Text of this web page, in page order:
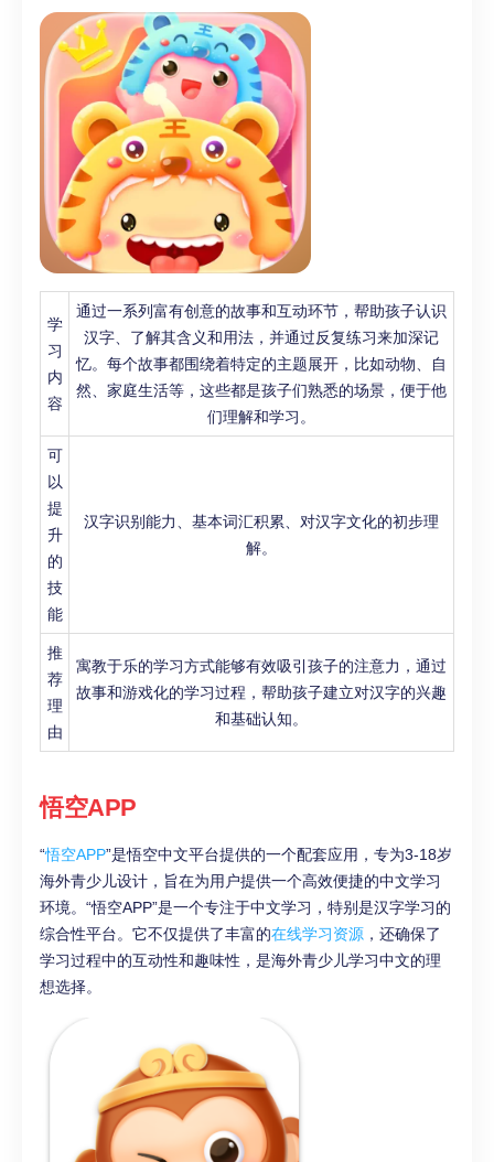
学
习
内
容
通过一系列富有创意的故事和互动环节，帮助孩子认识
汉字、了解其含义和用法，并通过反复练习来加深记
忆。每个故事都围绕着特定的主题展开，比如动物、自
然、家庭生活等，这些都是孩子们熟悉的场景，便于他
们理解和学习。
可
以
提
升
的
技
能
汉字识别能力、基本词汇积累、对汉字文化的初步理
解。
推
荐
理
由
寓教于乐的学习方式能够有效吸引孩子的注意力，通过
故事和游戏化的学习过程，帮助孩子建立对汉字的兴趣
和基础认知。
悟空APP
“悟空APP”是悟空中文平台提供的一个配套应用，专为3-18岁
海外青少儿设计，旨在为用户提供一个高效便捷的中文学习
环境。“悟空APP”是一个专注于中文学习，特别是汉字学习的
综合性平台。它不仅提供了丰富的在线学习资源 ，还确保了
学习过程中的互动性和趣味性，是海外青少儿学习中文的理
想选择。